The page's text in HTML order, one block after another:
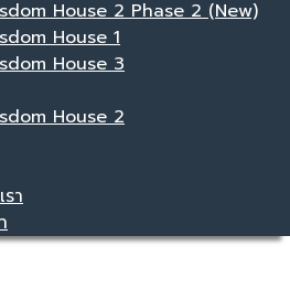
House 2 Phase 2 (New)
House 1
House 3
House 2
า